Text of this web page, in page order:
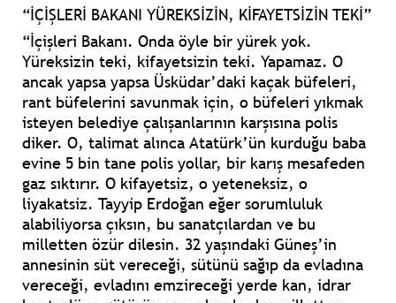
“İÇİŞLERİ BAKANI YÜREKSİZİN, KİFAYETSİZİN TEKİ”
“İçişleri Bakanı. Onda öyle bir yürek yok.
Yüreksizin teki, kifayetsizin teki. Yapamaz. O
ancak yapsa yapsa Üsküdar’daki kaçak büfeleri,
rant büfelerini savunmak için, o büfeleri yıkmak
isteyen belediye çalışanlarının karşısına polis
diker. O, talimat alınca Atatürk’ün kurduğu baba
evine 5 bin tane polis yollar, bir karış mesafeden
gaz sıktırır. O kifayetsiz, o yeteneksiz, o
liyakatsiz. Tayyip Erdoğan eğer sorumluluk
alabiliyorsa çıksın, bu sanatçılardan ve bu
milletten özür dilesin. 32 yaşındaki Güneş’in
annesinin süt vereceği, sütünü sağıp da evladına
vereceği, evladını emzireceği yerde kan, idrar